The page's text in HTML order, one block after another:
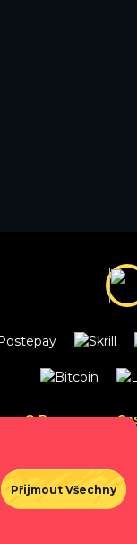
O
osobních údajů
Play responsibly.
Přijmout Všechny